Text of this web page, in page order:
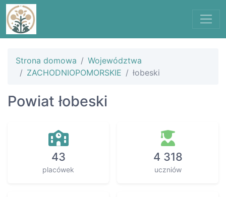
Strona domowa
Województwa
ZACHODNIOPOMORSKIE
łobeski
Powiat łobeski
43
placówek
4 318
uczniów